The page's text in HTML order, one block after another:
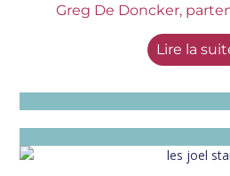
Greg De Doncker,
Lire la